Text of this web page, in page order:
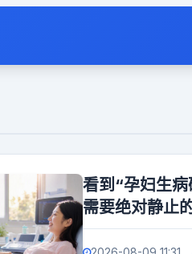
看到“孕妇生
需要绝对静止